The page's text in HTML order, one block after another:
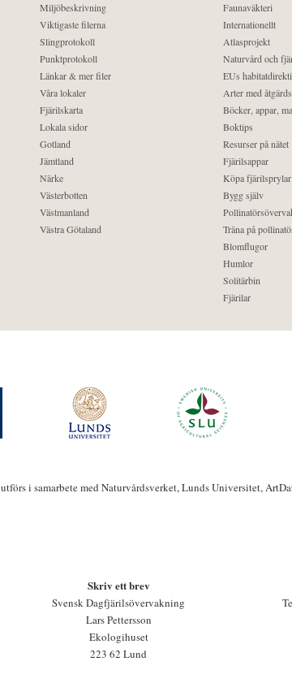
Miljöbeskrivning
Viktigaste filerna
Slingprotokoll
Punktprotokoll
Länkar & mer filer
Våra lokaler
Fjärilskarta
Lokala sidor
Gotland
Jämtland
Närke
Västerbotten
Västmanland
Västra Götaland
Faunaväkteri
Internationellt
Atlasprojekt
Naturvård och
EUs
Arter med
Böcker, appar,
Boktips
Resurser på nätet
Fjärilsappar
Köpa fjärilsprylar
Bygg själv
Träna på
Blomflugor
Humlor
Solitärbin
Fjärilar
i samarbete med Naturvårdsverket, Lunds Universitet,
Skriv ett brev
Svensk Dagfjärilsövervakning
Lars Pettersson
Ekologihuset
223 62 Lund